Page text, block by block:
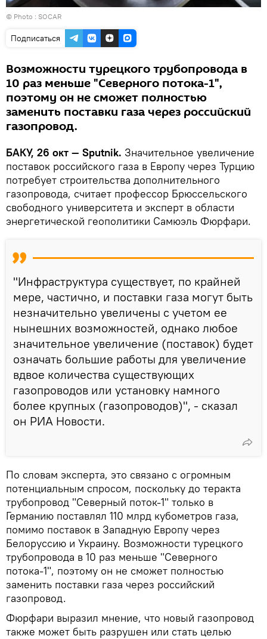
© Photo : SOCAR
Подписаться
Возможности турецкого трубопровода в
10 раз меньше "Северного потока-1",
поэтому он не сможет полностью
заменить поставки газа через российский
газопровод.
БАКУ, 26 окт — Sputnik. Значительное увеличение
поставок российского газа в Европу через Турцию
потребует строительства дополнительного
газопровода, считает профессор Брюссельского
свободного университета и эксперт в области
энергетической геополитики Самюэль Фюрфари.
"Инфраструктура существует, по крайней
мере, частично, и поставки газа могут быть
незначительно увеличены с учетом ее
нынешних возможностей, однако любое
значительное увеличение (поставок) будет
означать большие работы для увеличение
вдвое количества существующих
газопроводов или установку намного
более крупных (газопроводов)", - сказал
он РИА Новости.
По словам эксперта, это связано с огромным
потенциальным спросом, поскольку до теракта
трубопровод "Северный поток-1" только в
Германию поставлял 110 млрд кубометров газа,
помимо поставок в Западную Европу через
Белоруссию и Украину. Возможности турецкого
трубопровода в 10 раз меньше "Северного
потока-1", поэтому он не сможет полностью
заменить поставки газа через российский
газопровод.
Фюрфари выразил мнение, что новый газопровод
также может быть разрушен или стать целью